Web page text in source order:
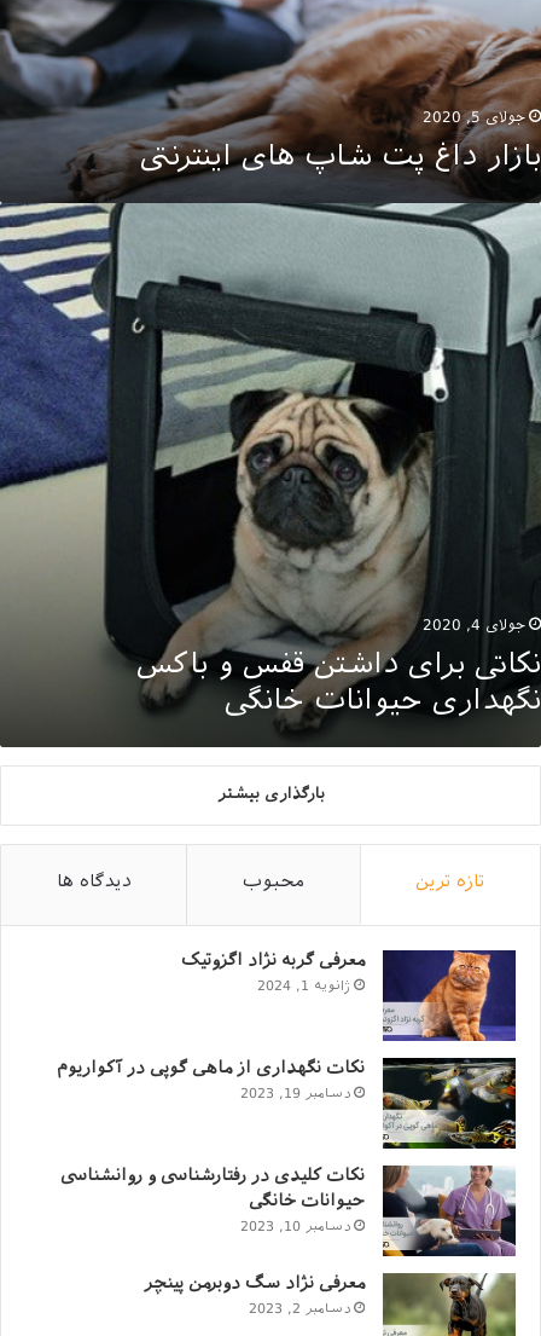
جولای 5, 2020
بازار داغ پت شاپ های اینترنتی
نکاتی
قفس
و
باکس
نگهداری
حیوانات
خانگی
جولای 4, 2020
نکاتی برای داشتن قفس و باکس
نگهداری حیوانات خانگی
بارگذاری بیشتر
تازه ترین محبوب دیدگاه ها
معرفی گربه نژاد اگزوتیک
ژانویه 1, 2024
نکات نگهداری از ماهی گوپی در آکواریوم
دسامبر 19, 2023
نکات کلیدی در رفتارشناسی و روانشناسی
حیوانات خانگی
دسامبر 10, 2023
معرفی نژاد سگ دوبرمن پینچر
دسامبر 2, 2023